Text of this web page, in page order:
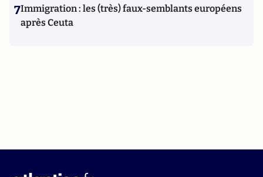
7Immigration : les (très) faux-semblants européens
après Ceuta